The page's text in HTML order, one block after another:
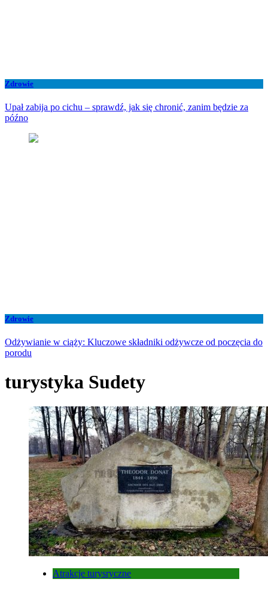
Zdrowie
Upał zabija po cichu – sprawdź, jak się chronić, zanim będzie za
późno
Zdrowie
Odżywianie w ciąży: Kluczowe składniki odżywcze od poczęcia do
porodu
turystyka Sudety
Atrakcje turysryczne